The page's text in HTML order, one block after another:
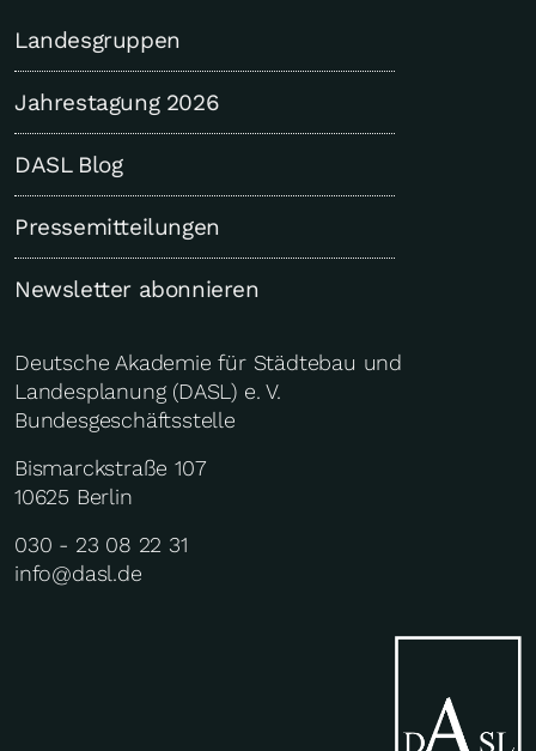
Landesgruppen
Jahrestagung 2026
DASL Blog
Pressemitteilungen
Newsletter abonnieren
Deutsche Akademie für Städtebau und
Landesplanung (DASL) e. V.
Bundesgeschäftsstelle
Bismarckstraße 107
10625 Berlin
030 - 23 08 22 31
info@dasl.de